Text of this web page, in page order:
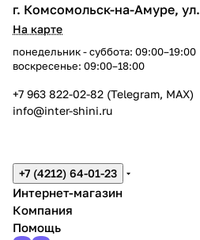
г. Комсомольск-на-Амуре,
На карте
понедельник - суббота: 09:00–19:00
воскресенье: 09:00–18:00
+7 963 822-02-82 (Telegram, MAX)
info@inter-shini.ru
+7 (4212) 64-01-23
Интернет-магазин
Компания
Помощь